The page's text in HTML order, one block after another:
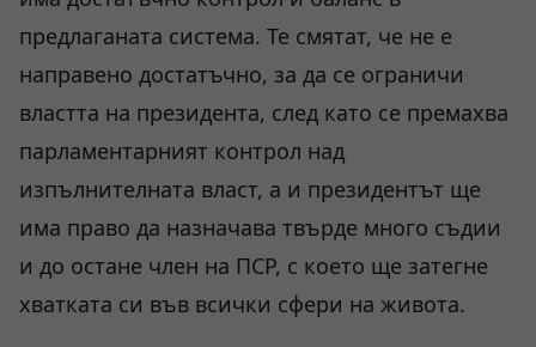
предлаганата система. Те смятат, че не е
направено достатъчно, за да се ограничи
властта на президента, след като се премахва
парламентарният контрол над
изпълнителната власт, а и президентът ще
има право да назначава твърде много съдии
и до остане член на ПСР, с което ще затегне
хватката си във всички сфери на живота.